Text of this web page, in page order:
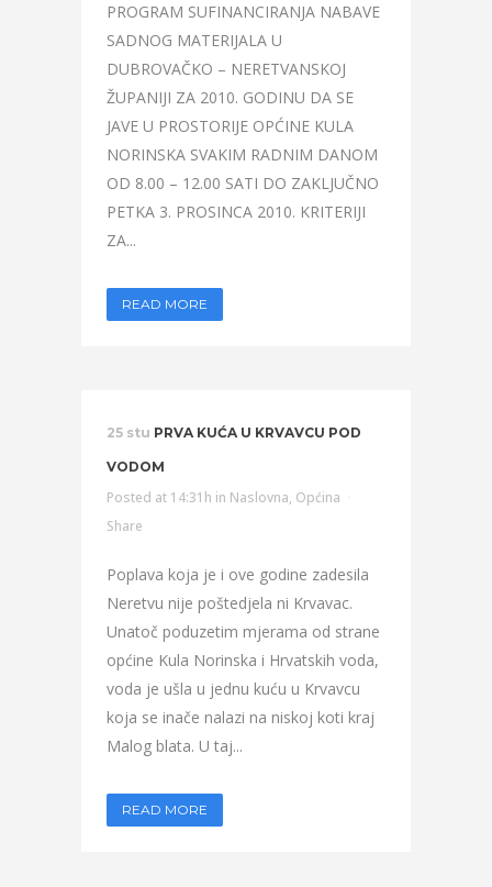
PROGRAM SUFINANCIRANJA NABAVE
SADNOG MATERIJALA U
DUBROVAČKO – NERETVANSKOJ
ŽUPANIJI ZA 2010. GODINU DA SE
JAVE U PROSTORIJE OPĆINE KULA
NORINSKA SVAKIM RADNIM DANOM
OD 8.00 – 12.00 SATI DO ZAKLJUČNO
PETKA 3. PROSINCA 2010. KRITERIJI
ZA...
READ MORE
25 stu PRVA KUĆA U KRVAVCU POD
VODOM
Posted at 14:31h in Naslovna, Općina
Share
Poplava koja je i ove godine zadesila
Neretvu nije poštedjela ni Krvavac.
Unatoč poduzetim mjerama od strane
općine Kula Norinska i Hrvatskih voda,
voda je ušla u jednu kuću u Krvavcu
koja se inače nalazi na niskoj koti kraj
Malog blata. U taj...
READ MORE